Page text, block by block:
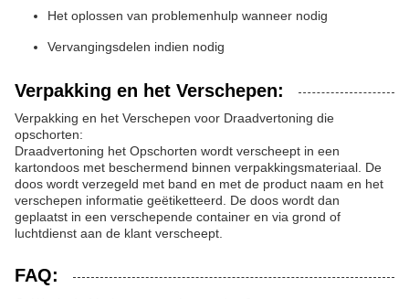
Het oplossen van problemenhulp wanneer nodig
Vervangingsdelen indien nodig
Verpakking en het Verschepen:
Verpakking en het Verschepen voor Draadvertoning die
opschorten:
Draadvertoning het Opschorten wordt verscheept in een
kartondoos met beschermend binnen verpakkingsmateriaal. De
doos wordt verzegeld met band en met de product naam en het
verschepen informatie geëtiketteerd. De doos wordt dan
geplaatst in een verschepende container en via grond of
luchtdienst aan de klant verscheept.
FAQ: